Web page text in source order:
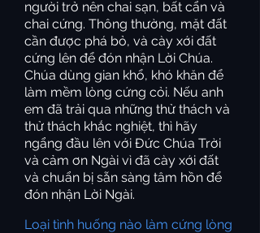
người trở nên chai sạn, bất cẩn và
chai cứng. Thông thường, mặt đất
cần được phá bỏ, và cày xới đất
cứng lên để đón nhận Lời Chúa.
Chúa dùng gian khổ, khó khăn để
làm mềm lòng cứng cỏi. Nếu anh
em đã trải qua những thử thách và
thử thách khắc nghiệt, thì hãy
ngẩng đầu lên với Đức Chúa Trời
và cảm ơn Ngài vì đã cày xới đất
và chuẩn bị sẵn sàng tâm hồn để
đón nhận Lời Ngài.
Loại tình huống nào làm cứng lòng